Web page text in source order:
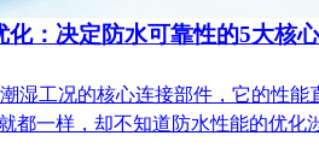
化：决定防水可靠性的5大核
湿工况的核心连接部件，它的性
都一样，却不知道防水性能的优
师和采购人员提供选型参考。